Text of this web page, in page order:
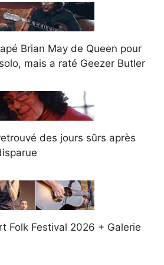
Brian May de Queen pour
mais a raté Geezer Butler
des jours sûrs après
Folk Festival 2026 + Galerie